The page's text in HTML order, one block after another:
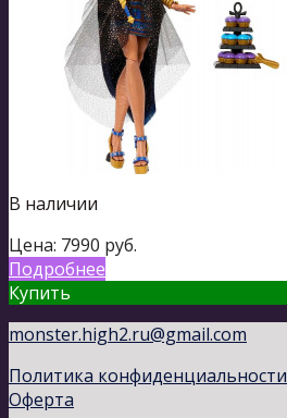
В наличии
Цена: 7990 руб.
Подробнее
Купить
monster.high2.ru@gmail.com
Политика конфиденциальности
Оферта